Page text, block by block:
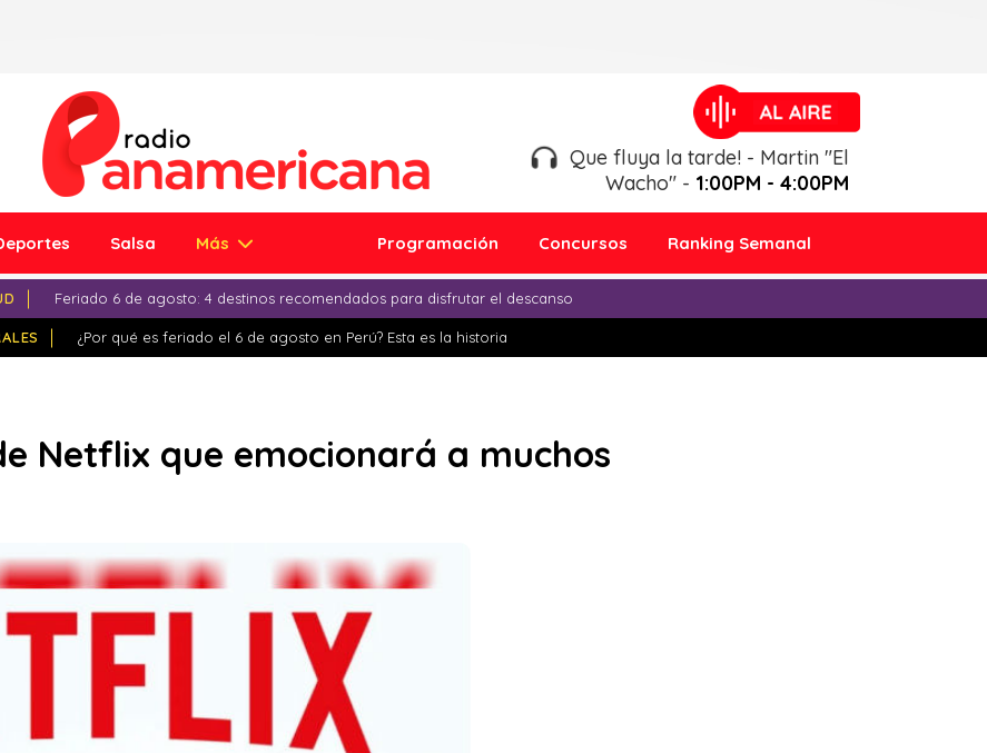
Que fluya la tarde! - Martin "El
Wacho" - 1:00PM - 4:00PM
Salsa Más Programación Concursos Ranking Semanal
Feriado 6 de agosto: 4 destinos recomendados para disfrutar el descanso
¿Por qué es feriado el 6 de agosto en Perú? Esta es la historia
Netflix que emocionará a muchos